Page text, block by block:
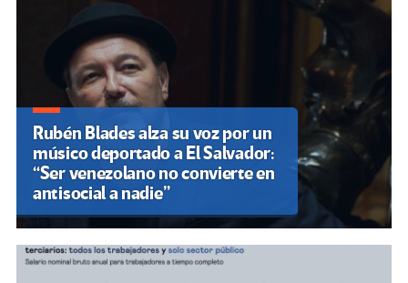
Rubén Blades alza su voz por un
músico deportado a El Salvador:
“Ser venezolano no convierte en
antisocial a nadie”